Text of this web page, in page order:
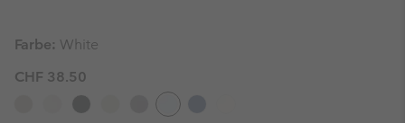
Farbe: White
CHF 38.50